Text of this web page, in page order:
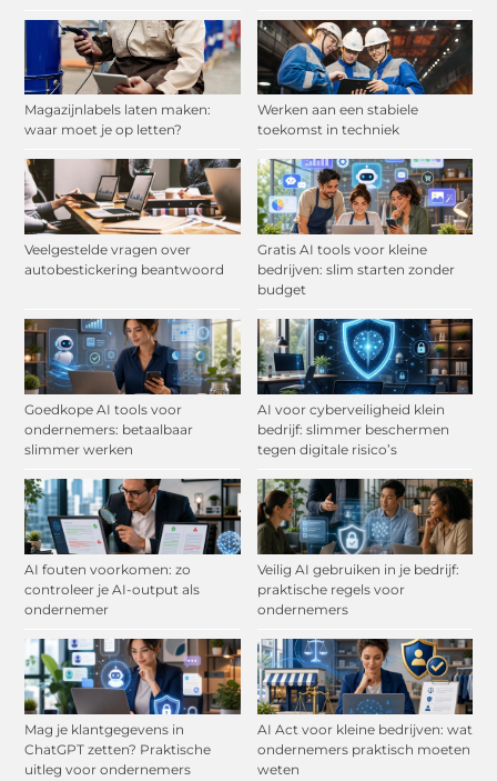
Magazijnlabels laten maken:
waar moet je op letten?
Werken aan een stabiele
toekomst in techniek
Veelgestelde vragen over
autobestickering beantwoord
Gratis AI tools voor kleine
bedrijven: slim starten zonder
budget
Goedkope AI tools voor
ondernemers: betaalbaar
slimmer werken
AI voor cyberveiligheid klein
bedrijf: slimmer beschermen
tegen digitale risico’s
AI fouten voorkomen: zo
controleer je AI-output als
ondernemer
Veilig AI gebruiken in je bedrijf:
praktische regels voor
ondernemers
Mag je klantgegevens in
ChatGPT zetten? Praktische
uitleg voor ondernemers
AI Act voor kleine bedrijven: wat
ondernemers praktisch moeten
weten